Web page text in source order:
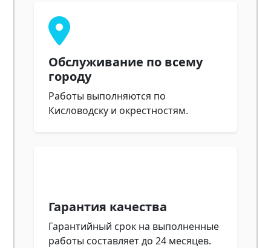
Обслуживание по всему
городу
Работы выполняются по
Кисловодску и окрестностям.
Гарантия качества
Гарантийный срок на выполненные
работы составляет до 24 месяцев.